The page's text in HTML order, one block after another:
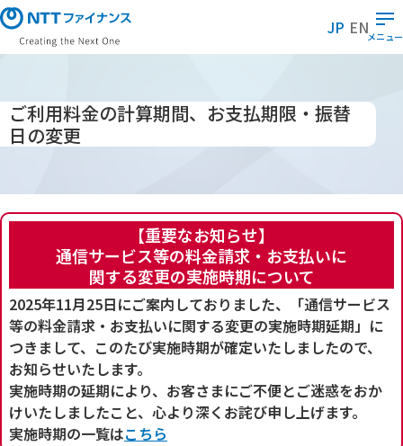
メ
イ
ン
ン
テ
ン
キ
JP ENメニュー
ご利用料金の計算期間、お支払期限・振替
日の変更
【重要なお知らせ】
通信サービス等の料金請求・お支払いに
関する変更の実施時期について
2025年11月25日にご案内しておりました、「通信サービス
等の料金請求・お支払いに関する変更の実施時期延期」に
つきまして、このたび実施時期が確定いたしましたので、
お知らせいたします。
実施時期の延期により、お客さまにご不便とご迷惑をおか
けいたしましたこと、心より深くお詫び申し上げます。
実施時期の一覧はこちら